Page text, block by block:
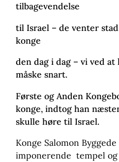
tilbagevendelse
til Israel – de venter
konge
den dag i dag – vi ved
måske snart.
Første og Anden
konge, indtog han
skulle høre til Israel.
Konge Salomon
imponerende tempel